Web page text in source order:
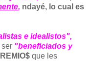
, ndayé, lo cual es
e idealistos",
ser "beneficiados y
que les